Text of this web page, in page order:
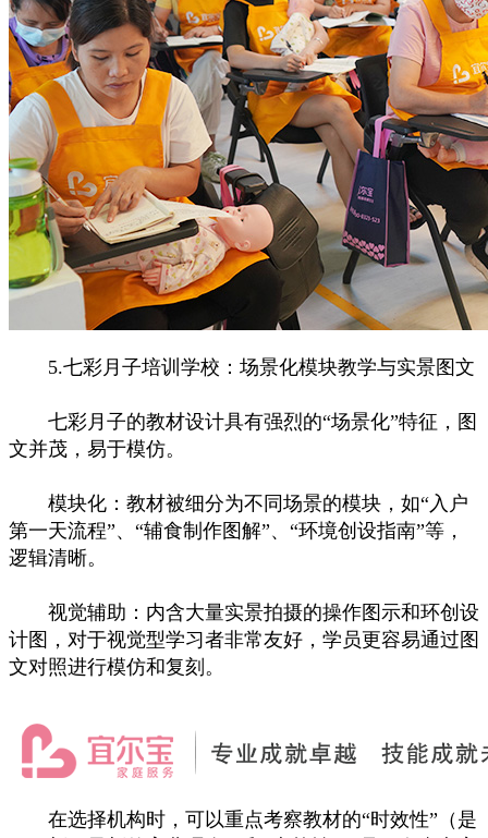
5.七彩月子培训学校：场景化模块教学与实景图文
七彩月子的教材设计具有强烈的“场景化”特征，图
文并茂，易于模仿。
模块化：教材被细分为不同场景的模块，如“入户
第一天流程”、“辅食制作图解”、“环境创设指南”等，
逻辑清晰。
视觉辅助：内含大量实景拍摄的操作图示和环创设
计图，对于视觉型学习者非常友好，学员更容易通过图
文对照进行模仿和复刻。
在选择机构时，可以重点考察教材的“时效性”（是